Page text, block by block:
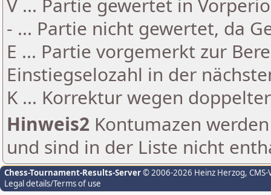
V ... Partie gewertet in
- ... Partie nicht gewertet, da
E ... Partie vorgemerkt zur
Einstiegselozahl in der
K ... Korrektur wegen
Hinweis2 Kontumazen
und sind in der Liste nicht
Chess-Tournament-Results-Server© 2006-2026 Heinz Herzog,
Legal details/Terms of use